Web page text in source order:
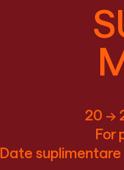
20 →
For
Date